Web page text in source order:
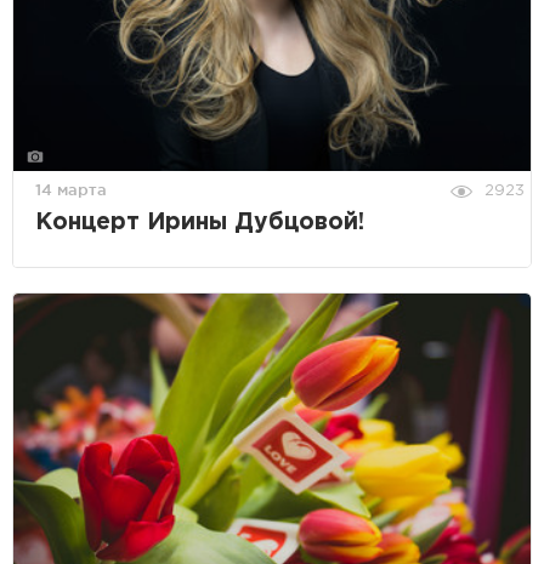
14 марта 2923
Концерт Ирины Дубцовой!